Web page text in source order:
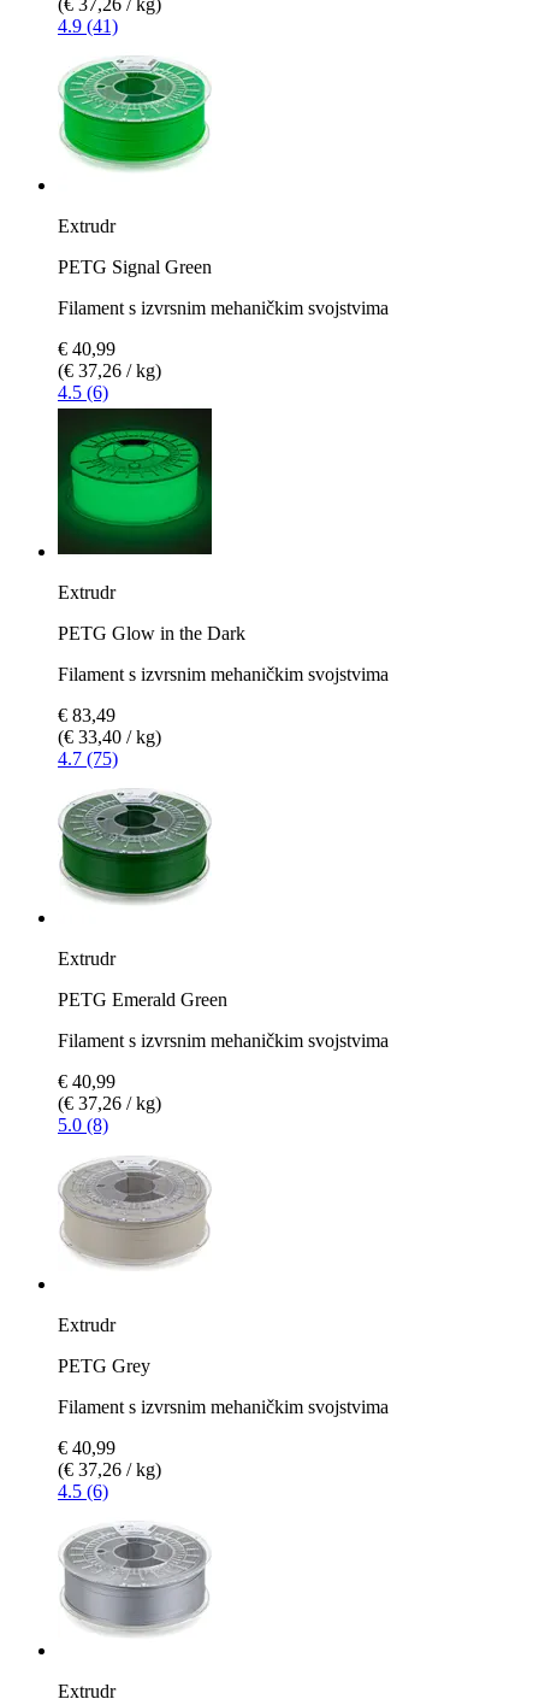
4.9 (41)
Extrudr
PETG Signal Green
Filament s izvrsnim mehaničkim svojstvima
€ 40,99
(€ 37,26 / kg)
4.5 (6)
Extrudr
PETG Glow in the Dark
Filament s izvrsnim mehaničkim svojstvima
€ 83,49
(€ 33,40 / kg)
4.7 (75)
Extrudr
PETG Emerald Green
Filament s izvrsnim mehaničkim svojstvima
€ 40,99
(€ 37,26 / kg)
5.0 (8)
Extrudr
PETG Grey
Filament s izvrsnim mehaničkim svojstvima
€ 40,99
(€ 37,26 / kg)
4.5 (6)
Extrudr